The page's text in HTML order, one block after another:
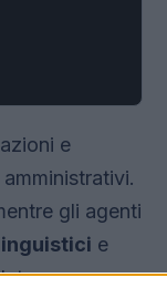
e
gli agenti
e